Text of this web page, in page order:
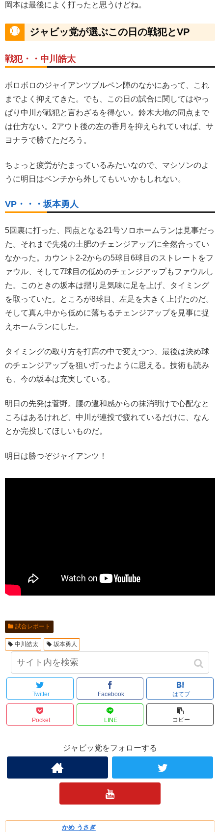
岡本は最後によく打ったと思うけどね。
ジャビッ党が選ぶこの日の戦犯とVP
戦犯・・中川皓太
ボロボロのジャイアンツブルペン陣のなかにあって、これ
までよく抑えてきた。でも、この日の試合に関してはやっ
ぱり中川が戦犯と言わざるを得ない。鈴木大地の同点まで
は仕方ない。2アウト後の左の香月を抑えられていれば、サ
ヨナラで勝てただろう。
ちょっと疲労がたまっているみたいなので、マシソンのよ
うに明日はベンチから外してもいいかもしれない。
VP・・・坂本勇人
5回裏に打った、同点となる21号ソロホームランは見事だっ
た。それまで先発の土肥のチェンジアップに全然合ってい
なかった。カウント2-2からの5球目6球目のストレートをフ
ァウル、そして7球目の低めのチェンジアップもファウルし
た。このときの坂本は摺り足気味に足を上げ、タイミング
を取っていた。ところが8球目、左足を大きく上げたのだ。
そして真ん中から低めに落ちるチェンジアップを見事に捉
えホームランにした。
タイミングの取り方を打席の中で変えつつ、最後は決め球
のチェンジアップを狙い打ったように思える。技術も読み
も、今の坂本は充実している。
明日の先発は菅野。腰の違和感からの抹消明けで心配なと
ころはあるけれど、中川が連投で疲れているだけに、なん
とか完投してほしいものだ。
明日は勝つぞジャイアンツ！
試合レポート
中川皓太 坂本勇人
Twitter Facebook はてブ
Pocket LINE コピー
ジャビッ党をフォローする
かめ うさぎ